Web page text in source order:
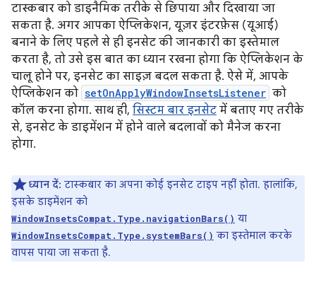
टास्कबार को डाइनैमिक तरीके से छिपाया और दिखाया जा
सकता है. अगर आपका ऐप्लिकेशन, यूज़र इंटरफ़ेस (यूआई)
बनाने के लिए पहले से ही इनसेट की जानकारी का इस्तेमाल
करता है, तो उसे इस बात का ध्यान रखना होगा कि ऐप्लिकेशन के
चालू होने पर, इनसेट का साइज़ बदल सकता है. ऐसे में, आपके
ऐप्लिकेशन को setOnApplyWindowInsetsListener को
कॉल करना होगा. साथ ही, सिस्टम बार इनसेट में बताए गए तरीके
से, इनसेट के डाइमेंशन में होने वाले बदलावों को मैनेज करना
होगा.
ध्यान दें: टास्कबार का अपना कोई इनसेट टाइप नहीं होता. हालांकि,
इसके डाइमेंशन को
WindowInsetsCompat.Type.navigationBars() या
WindowInsetsCompat.Type.systemBars() का इस्तेमाल करके
वापस पाया जा सकता है.